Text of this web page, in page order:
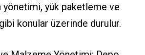
yönetimi, yük paketleme ve
konular üzerinde durulur.